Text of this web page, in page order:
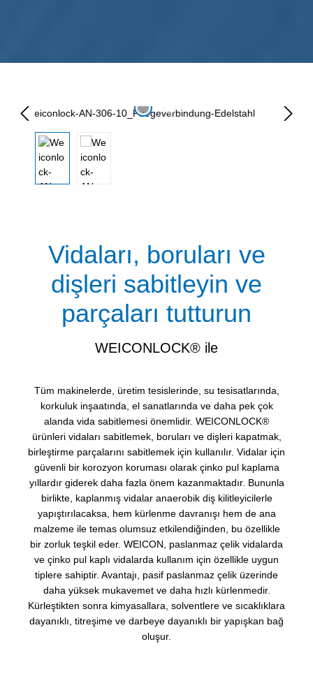
Resim galerisini atla
‌Vidaları, boruları ve
dişleri sabitleyin ve
parçaları tutturun
WEICONLOCK® ile
Tüm makinelerde, üretim tesislerinde, su tesisatlarında,
korkuluk inşaatında, el sanatlarında ve daha pek çok
alanda vida sabitlemesi önemlidir. WEICONLOCK®
ürünleri vidaları sabitlemek, boruları ve dişleri kapatmak,
birleştirme parçalarını sabitlemek için kullanılır. Vidalar için
güvenli bir korozyon koruması olarak çinko pul kaplama
yıllardır giderek daha fazla önem kazanmaktadır. Bununla
birlikte, kaplanmış vidalar anaerobik diş kilitleyicilerle
yapıştırılacaksa, hem kürlenme davranışı hem de ana
malzeme ile temas olumsuz etkilendiğinden, bu özellikle
bir zorluk teşkil eder. WEICON, paslanmaz çelik vidalarda
ve çinko pul kaplı vidalarda kullanım için özellikle uygun
tiplere sahiptir. Avantajı, pasif paslanmaz çelik üzerinde
daha yüksek mukavemet ve daha hızlı kürlenmedir.
Kürleştikten sonra kimyasallara, solventlere ve sıcaklıklara
dayanıklı, titreşime ve darbeye dayanıklı bir yapışkan bağ
oluşur.